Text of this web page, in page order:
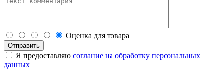
Оценка для товара
Я предоставляю соглание на обработку персональных
данных